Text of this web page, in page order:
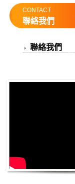
CONTACT
聯絡我們
聯絡我們